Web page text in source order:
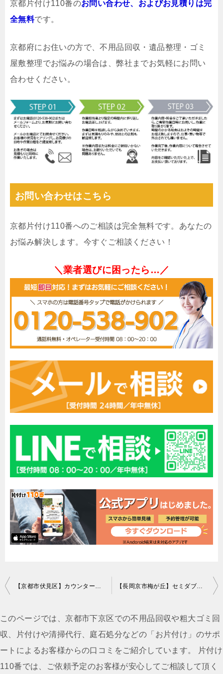
京都片付け110番のお問い合わせ、およびお見積りは完
全無料です。
京都府にお住いの方で、不用品回収・遺品整理・ゴミ
屋敷整理でお悩みの場合は、弊社までお気軽にお問い
合わせください。
お問い合わせはこちら
京都片付け110番へのご相談は完全無料です。あなたの
お悩み解決します。今すぐご相談ください！
＼業者選びに困ったら…／
投
ナ
ビ
ゲ
ー
【京都市伏見区】カウンターテーブル、マットレス、ベッド枠などの回収・処分 お客様の声 【長岡京市梅が丘】セミダブルベッドの出張回収・処分ご依頼
このページでは、京都市下京区での不用品回収や粗大ゴミ回
収、片付けや清掃代行、庭石処分などの「お片付け」のサポ
ートによるお客様からの口コミをご紹介しています。 片付け
110番では、ご依頼予定のお客様が安心してご相談して頂く